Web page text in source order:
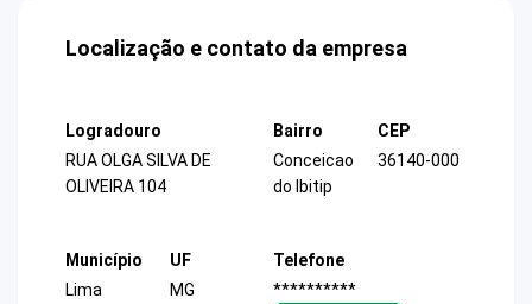
Localização e contato da empresa
Logradouro
RUA OLGA SILVA DE
OLIVEIRA 104
Bairro
Conceicao
do Ibitip
CEP
36140-000
Município
Lima
UF
MG
Telefone
**********